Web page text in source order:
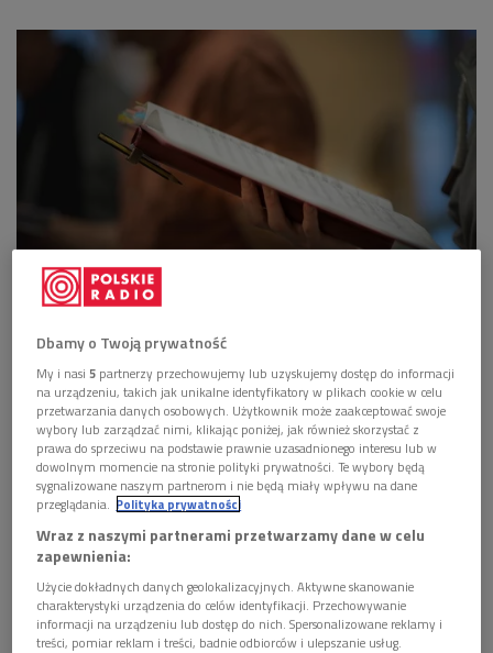
Zdj. ilustracyjne Foto: Shutterstock/Sonja Filitz
POSŁUCHAJ
14:46
Zespół "Art'n'Voices" o festiwalu, nagrodzie Fryderyk i
początkach kariery (Poranek Dwójki)
Dbamy o Twoją prywatność
My i nasi5 partnerzy przechowujemy lub uzyskujemy dostęp do informacji
na urządzeniu, takich jak unikalne identyfikatory w plikach cookie w celu
przetwarzania danych osobowych. Użytkownik może zaakceptować swoje
wybory lub zarządzać nimi, klikając poniżej, jak również skorzystać z
prawa do sprzeciwu na podstawie prawnie uzasadnionego interesu lub w
dowolnym momencie na stronie polityki prywatności. Te wybory będą
sygnalizowane naszym partnerom i nie będą miały wpływu na dane
przeglądania. Polityka prywatności
Wraz z naszymi partnerami przetwarzamy dane w celu
zapewnienia:
Użycie dokładnych danych geolokalizacyjnych. Aktywne skanowanie
charakterystyki urządzenia do celów identyfikacji. Przechowywanie
informacji na urządzeniu lub dostęp do nich. Spersonalizowane reklamy i
treści, pomiar reklam i treści, badnie odbiorców i ulepszanie usług.